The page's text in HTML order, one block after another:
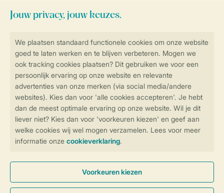
Controle over jouw gegevens &
Instellingen wijzigen
Veilig en snel online boeken
Veilige gegevensoverdracht
Veilige betaling
Blijf op de hoogte